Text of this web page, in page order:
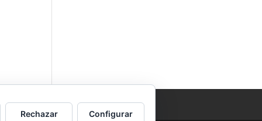
Rechazar Configurar